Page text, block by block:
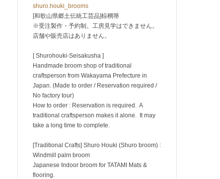
shuro.houki_brooms
[和歌山県郷土伝統工芸品]棕櫚箒
※受注製作・予約制。工房見学はできません。
店舗や販売店はありません。
[ Shurohouki-Seisakusha ]
Handmade broom shop of traditional
craftsperson from Wakayama Prefecture in
Japan. (Made to order / Reservation required /
No factory tour)
How to order : Reservation is required. A
traditional craftsperson makes it alone. It may
take a long time to complete.
[Traditional Crafts] Shuro Houki (Shuro broom) :
Windmill palm broom
Japanese Indoor broom for TATAMI Mats &
flooring.